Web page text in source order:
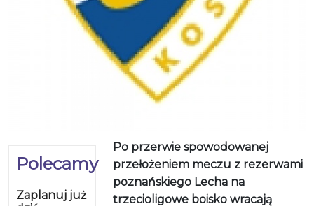
Polecamy
Zaplanuj już
Po przerwie spowodowanej
przełożeniem meczu z rezerwami
poznańskiego Lecha na
trzecioligowe boisko wracają